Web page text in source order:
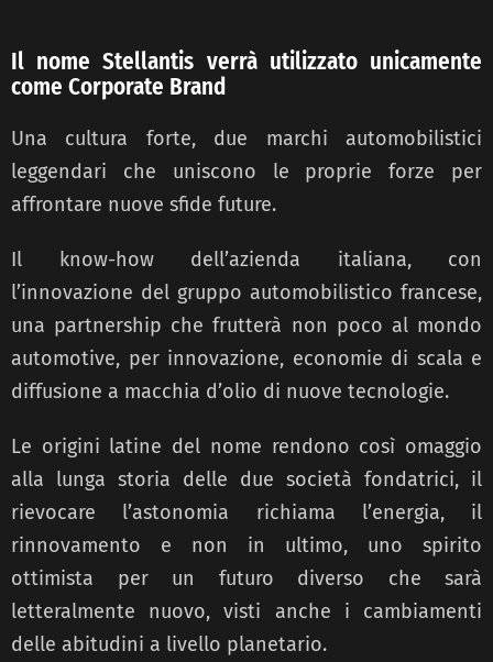
Il nome Stellantis verrà utilizzato unicamente
come Corporate Brand
Una cultura forte, due marchi automobilistici
leggendari che uniscono le proprie forze per
affrontare nuove sfide future.
Il know-how dell’azienda italiana, con
l’innovazione del gruppo automobilistico francese,
una partnership che frutterà non poco al mondo
automotive, per innovazione, economie di scala e
diffusione a macchia d’olio di nuove tecnologie.
Le origini latine del nome rendono così omaggio
alla lunga storia delle due società fondatrici, il
rievocare l’astonomia richiama l’energia, il
rinnovamento e non in ultimo, uno spirito
ottimista per un futuro diverso che sarà
letteralmente nuovo, visti anche i cambiamenti
delle abitudini a livello planetario.